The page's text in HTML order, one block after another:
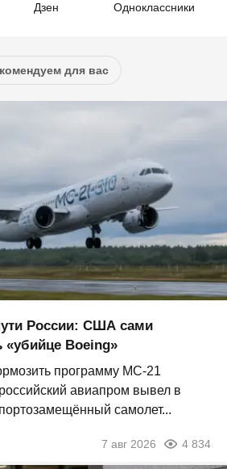
Дзен Одноклассники
для вас
России: США сами
«убийце Boeing»
программу МС-21
авиапром вывел в
самолет...
7 авг 2026 4 834